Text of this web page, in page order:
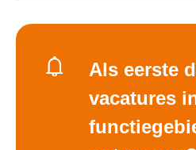
Als eerste
vacatures